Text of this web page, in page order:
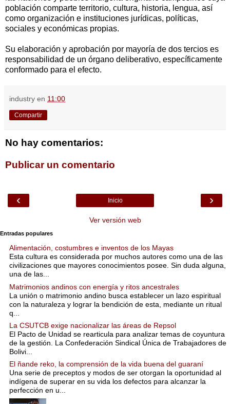
población comparte territorio, cultura, historia, lengua, así
como organización e instituciones jurídicas, políticas,
sociales y económicas propias.
Su elaboración y aprobación por mayoría de dos tercios es
responsabilidad de un órgano deliberativo, específicamente
conformado para el efecto.
industry en 11:00
Compartir
No hay comentarios:
Publicar un comentario
‹ ›
Inicio
Ver versión web
Entradas populares
Alimentación, costumbres e inventos de los Mayas
Esta cultura es considerada por muchos autores como una de las
civilizaciones que mayores conocimientos posee. Sin duda alguna,
una de las...
Matrimonios andinos con energía y ritos ancestrales
La unión o matrimonio andino busca establecer un lazo espiritual
con la naturaleza y lograr la bendición de esta, mediante un ritual
q...
La CSUTCB exige nacionalizar las áreas de Repsol
El Pacto de Unidad se rearticula para analizar temas de coyuntura
de la gestión. La Confederación Sindical Única de Trabajadores de
Bolivi...
El ñande reko, la comprensión de la vida buena del guaraní
Una serie de preceptos y modos de ser otorgan la oportunidad al
indígena de superar en su vida los defectos para alcanzar la
perfección en u...